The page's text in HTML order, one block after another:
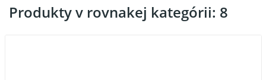
Produkty v rovnakej kategórii: 8